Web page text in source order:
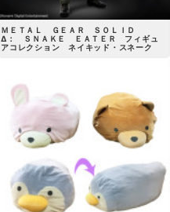
ＭＥＴＡＬ ＧＥＡＲ ＳＯＬＩＤ
Δ： ＳＮＡＫＥ ＥＡＴＥＲ フィギュ
アコレクション ネイキッド・スネーク